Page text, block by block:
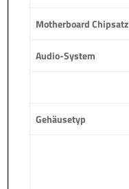
Motherboard Chipsatz
Audio-System
Gehäusetyp